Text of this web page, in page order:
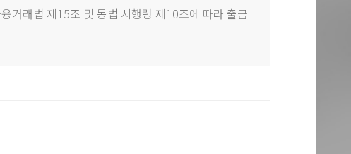
거래법 제15조 및 동법 시행령 제10조에 따라 출금